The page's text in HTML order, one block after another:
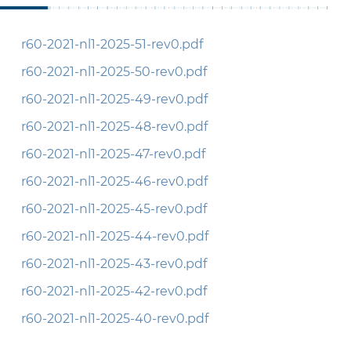
r60-2021-nl1-2025-51-rev0.pdf
r60-2021-nl1-2025-50-rev0.pdf
r60-2021-nl1-2025-49-rev0.pdf
r60-2021-nl1-2025-48-rev0.pdf
r60-2021-nl1-2025-47-rev0.pdf
r60-2021-nl1-2025-46-rev0.pdf
r60-2021-nl1-2025-45-rev0.pdf
r60-2021-nl1-2025-44-rev0.pdf
r60-2021-nl1-2025-43-rev0.pdf
r60-2021-nl1-2025-42-rev0.pdf
r60-2021-nl1-2025-40-rev0.pdf